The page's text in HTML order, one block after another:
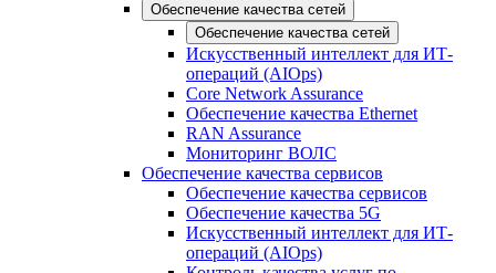
Обеспечение качества сетей
Обеспечение качества сетей
Искусственный интеллект для ИТ-
операций (AIOps)
Core Network Assurance
Обеспечение качества Ethernet
RAN Assurance
Мониторинг ВОЛС
Обеспечение качества сервисов
Обеспечение качества сервисов
Обеспечение качества 5G
Искусственный интеллект для ИТ-
операций (AIOps)